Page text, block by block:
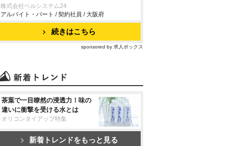
株式会社ベルシステム24
アルバイト・パート / 契約社員 / 大阪府
続きはこちら
sponsored by 求人ボックス
茶葉で一目瞭然の浸透力！味の
違いに衝撃を受ける水とは
オリコンタイアップ特集
新着トレンドをもっと見る